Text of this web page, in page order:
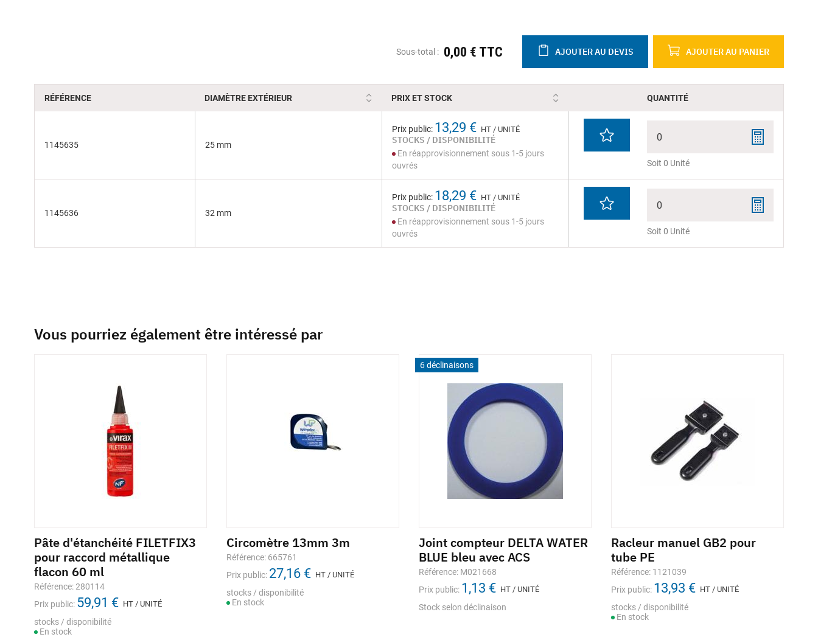
Sous-total : 0,00 € TTC AJOUTER AU DEVIS AJOUTER AU PANIER
RÉFÉRENCE DIAMÈTRE EXTÉRIEUR PRIX ET STOCK QUANTITÉ
1145635 25 mm
Prix public: 13,29 € HT / UNITÉ
STOCKS / DISPONIBILITÉ
En réapprovisionnement sous 1-5 jours
ouvrés
0
Soit 0 Unité
1145636 32 mm
Prix public: 18,29 € HT / UNITÉ
STOCKS / DISPONIBILITÉ
En réapprovisionnement sous 1-5 jours
ouvrés
0
Soit 0 Unité
Vous pourriez également être intéressé par
Pâte d'étanchéité FILETFIX3
pour raccord métallique
flacon 60 ml
Référence: 280114
Prix public: 59,91 € HT / UNITÉ
stocks / disponibilité
En stock
Circomètre 13mm 3m
Référence: 665761
Prix public: 27,16 € HT / UNITÉ
stocks / disponibilité
En stock
6 déclinaisons
Joint compteur DELTA WATER
BLUE bleu avec ACS
Référence: M021668
Prix public: 1,13 € HT / UNITÉ
Stock selon déclinaison
Racleur manuel GB2 pour
tube PE
Référence: 1121039
Prix public: 13,93 € HT / UNITÉ
stocks / disponibilité
En stock